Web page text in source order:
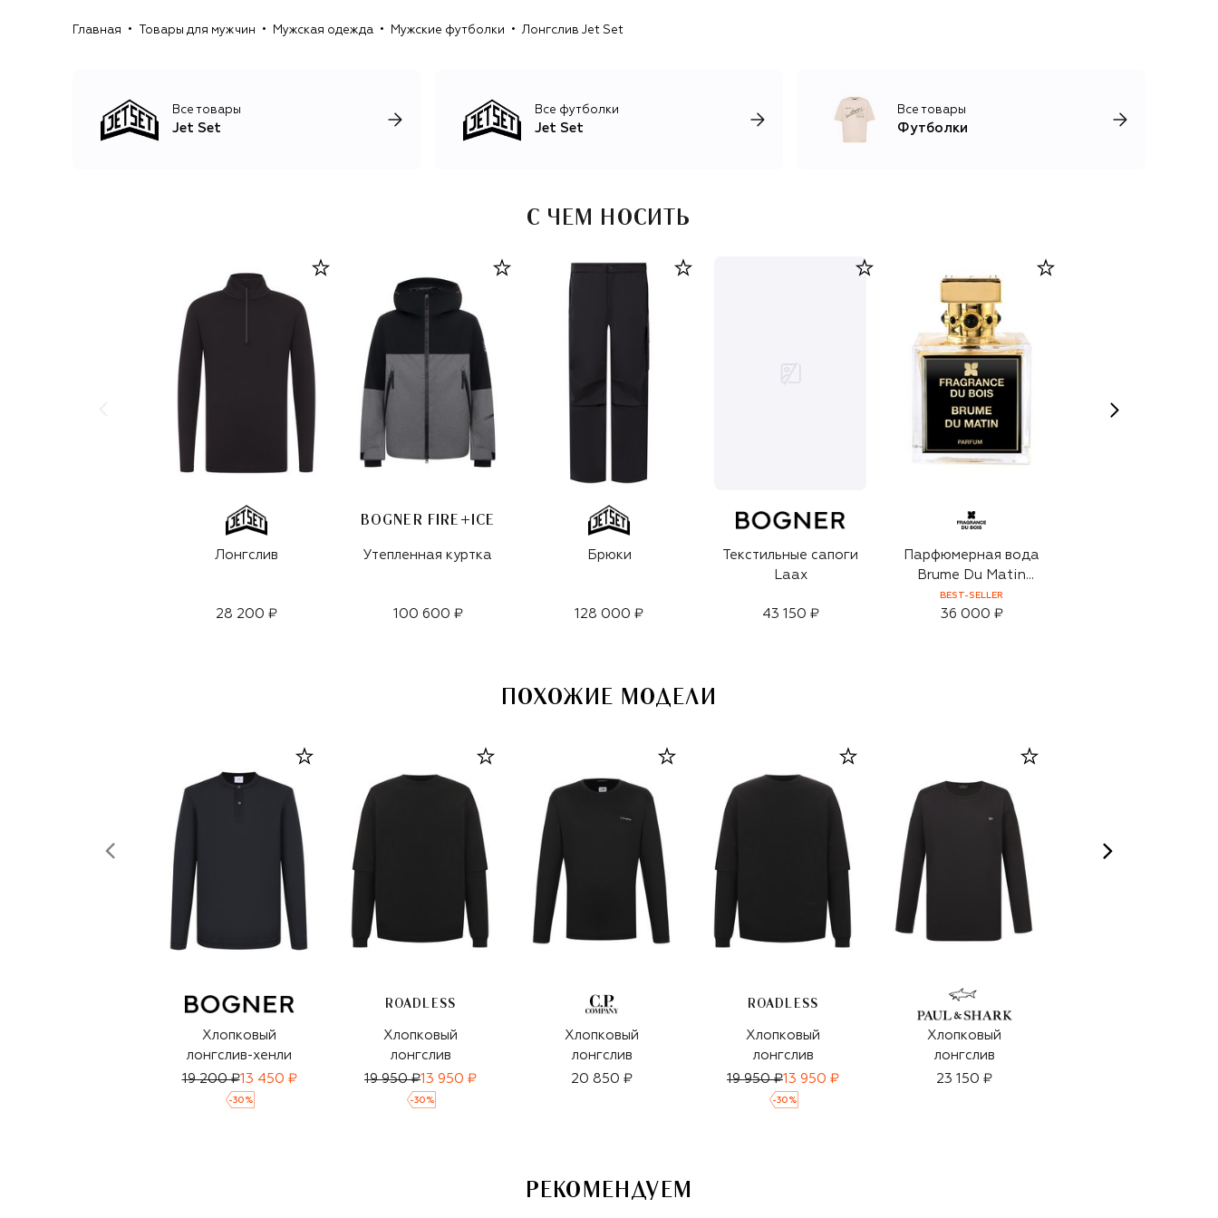
Главная Товары для мужчин Мужская одежда Мужские футболки Лонгслив Jet Set
Все товары
Jet Set
Все футболки
Jet Set
Все товары
Футболки
С ЧЕМ НОСИТЬ
Лонгслив
28 200 ₽
BOGNER FIRE+ICE
Утепленная куртка
100 600 ₽
Брюки
128 000 ₽
Текстильные сапоги
Laax
43 150 ₽
Парфюмерная вода
Brume Du Matin
(100ml)
BEST-SELLER
36 000 ₽
ПОХОЖИЕ МОДЕЛИ
Хлопковый
лонгслив-хенли
19 200 ₽13 450 ₽
-30 %
ROADLESS
Хлопковый
лонгслив
19 950 ₽13 950 ₽
-30 %
Хлопковый
лонгслив
20 850 ₽
ROADLESS
Хлопковый
лонгслив
19 950 ₽13 950 ₽
-30 %
Хлопковый
лонгслив
23 150 ₽
РЕКОМЕНДУЕМ